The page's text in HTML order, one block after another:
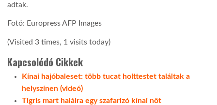
adtak.
Fotó: Europress AFP Images
(Visited 3 times, 1 visits today)
Kapcsolódó Cikkek
Kínai hajóbaleset: több tucat holttestet találtak a
helyszínen (videó)
Tigris mart halálra egy szafarizó kínai nőt